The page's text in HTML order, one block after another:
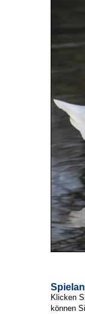
Klicken
können